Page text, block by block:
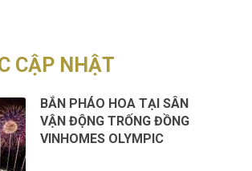
CẬP NHẬT
BẮN PHÁO HOA TẠI SÂN
VẬN ĐỘNG TRỐNG ĐỒNG
VINHOMES OLYMPIC